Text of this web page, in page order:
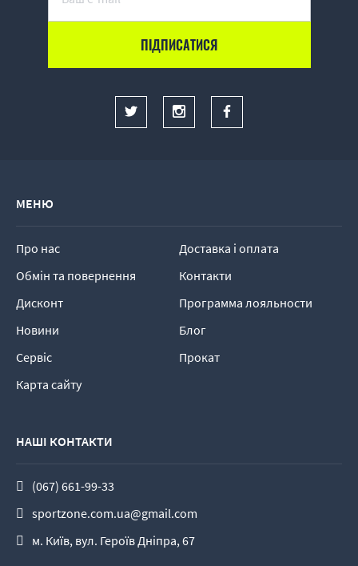
МЕНЮ
Про нас
Доставка і оплата
Обмін та повернення
Контакти
Дисконт
Программа лояльности
Новини
Блог
Сервіс
Прокат
Карта сайту
НАШІ КОНТАКТИ
(067) 661-99-33
sportzone.com.ua@gmail.com
м. Київ, вул. Героїв Дніпра, 67